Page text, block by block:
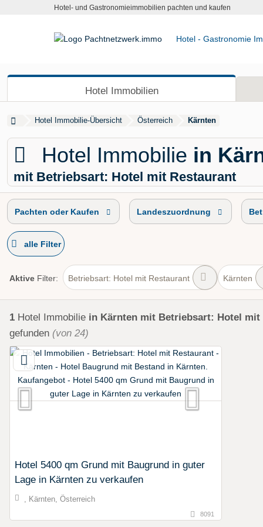
Hotel- und Gastronomieimmobilien pachten und kaufen
Hotel - Gastronomie
Hotel Immobilien
Hotel Immobilie-Übersicht Österreich Kärnten
Hotel Immobilie in
mit Betriebsart: Hotel mit Restaurant
Pachten oder Kaufen Landeszuordnung
alle Filter
Aktive Filter: Betriebsart: Hotel mit Restaurant Kärnten
1 Hotel Immobilie in Kärnten mit Betriebsart: Hotel mit
gefunden (von 24)
Hotel 5400 qm Grund mit Baugrund in guter
Lage in Kärnten zu verkaufen
, Kärnten, Österreich
8091